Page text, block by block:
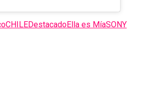
CHILEDestacadoElla es MíaSONY